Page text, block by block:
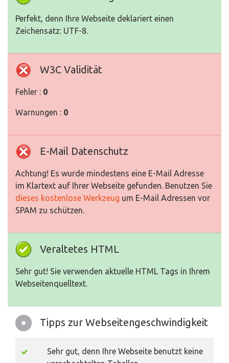
Perfekt, denn Ihre Webseite deklariert einen
Zeichensatz: UTF-8.
W3C Validität
Fehler : 0
Warnungen : 0
E-Mail Datenschutz
Achtung! Es wurde mindestens eine E-Mail Adresse
im Klartext auf Ihrer Webseite gefunden. Benutzen Sie
dieses kostenlose Werkzeug um E-Mail Adressen vor
SPAM zu schützen.
Veraltetes HTML
Sehr gut! Sie verwenden aktuelle HTML Tags in Ihrem
Webseitenquelltext.
Tipps zur Webseitengeschwindigkeit
Sehr gut, denn Ihre Webseite benutzt keine